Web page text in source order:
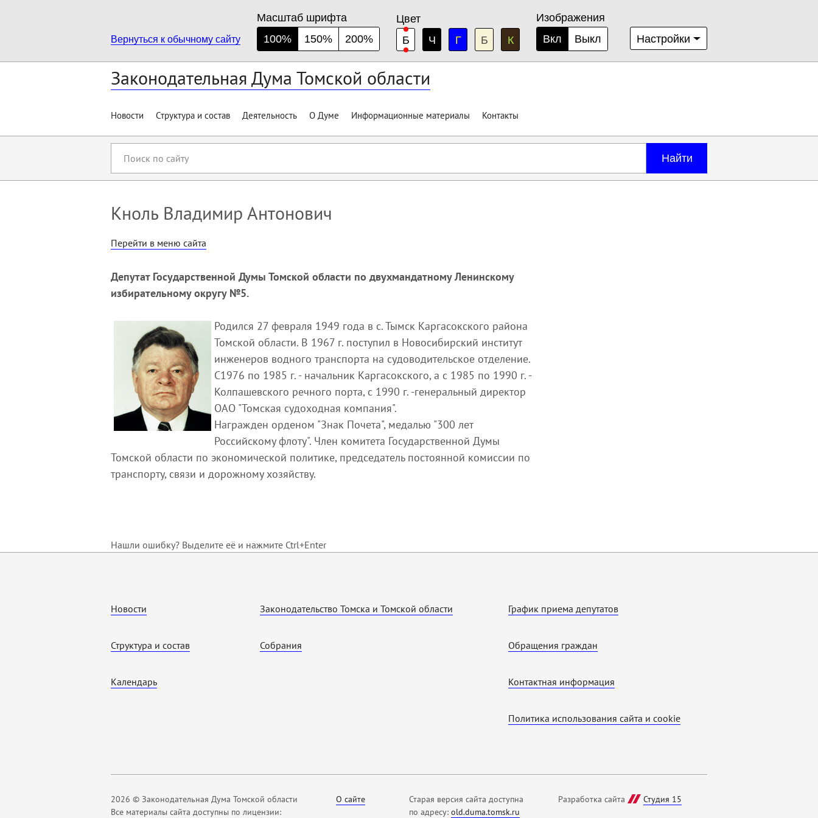
Вернуться к обычному сайту
Масштаб шрифта
100%
150% 200%
Цвет
Б
Ч Г Б К
Изображения
Вкл
Выкл Настройки
Законодательная Дума Томской области
Новости Структура и состав Деятельность О Думе Информационные материалы Контакты
сайту
Найти
Кноль Владимир Антонович
Перейти в меню сайта
Депутат Государственной Думы Томской области по двухмандатному Ленинскому
избирательному округу №5.
Родился 27 февраля 1949 года в с. Тымск Каргасокского района
Томской области. В 1967 г. поступил в Новосибирский институт
инженеров водного транспорта на судоводительское отделение.
С1976 по 1985 г. - начальник Каргасокского, а с 1985 по 1990 г. -
Колпашевского речного порта, с 1990 г. -генеральный директор
ОАО "Томская судоходная компания".
Награжден орденом "Знак Почета", медалью "300 лет
Российскому флоту". Член комитета Государственной Думы
Томской области по экономической политике, председатель постоянной комиссии по
транспорту, связи и дорожному хозяйству.
Нашли ошибку? Выделите её и нажмите Ctrl+Enter
Новости
Структура и состав
Календарь
Законодательство Томска и Томской области
Собрания
График приема депутатов
Обращения граждан
Контактная информация
Политика использования cайта и cookie
2026 © Законодательная Дума Томской области
Все материалы сайта доступны по лицензии:
О сайте
Старая версия сайта доступна
по адресу: old.duma.tomsk.ru
Разработка сайта Студия 15